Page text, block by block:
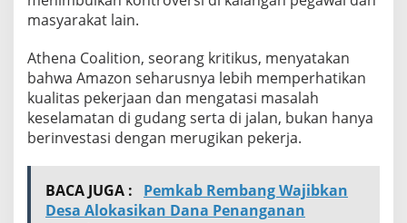
masyarakat lain.
Athena Coalition, seorang kritikus, menyatakan
bahwa Amazon seharusnya lebih memperhatikan
kualitas pekerjaan dan mengatasi masalah
keselamatan di gudang serta di jalan, bukan hanya
berinvestasi dengan merugikan pekerja.
BACA JUGA :
Pemkab Rembang Wajibkan
Desa Alokasikan Dana Penanganan